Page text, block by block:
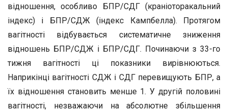
відношення, особливо БПР/СДГ (краніоторакальний
індекс) і БПР/СДЖ (індекс Кампбелла). Протягом
вагітності відбувається систематичне зниження
відношень БПР/СДЖ і БПР/СДГ. Починаючи з 33-го
тижня вагітності ці показники вирівнюються.
Наприкінці вагітності СДЖ і СДГ перевищують БПР, а
їх відношення становить менше 1. У другій половині
вагітності, незважаючи на абсолютне збільшення